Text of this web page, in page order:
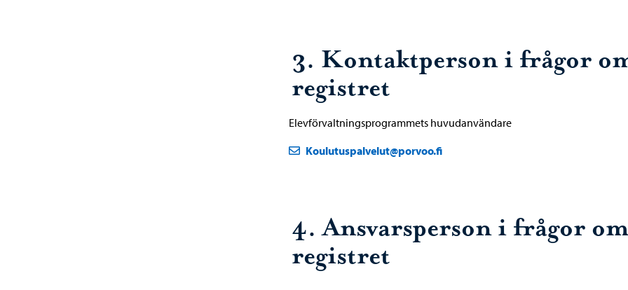
3. Kontaktperson i frågor
registret
Elevförvaltningsprogrammets huvudanvändare
Koulutuspalvelut@porvoo.fi
4. Ansvarsperson i frågor om
registret